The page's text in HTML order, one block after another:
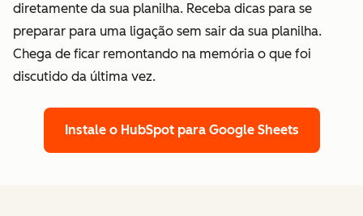
diretamente da sua planilha. Receba dicas para se
preparar para uma ligação sem sair da sua planilha.
Chega de ficar remontando na memória o que foi
discutido da última vez.
Instale o HubSpot para Google Sheets